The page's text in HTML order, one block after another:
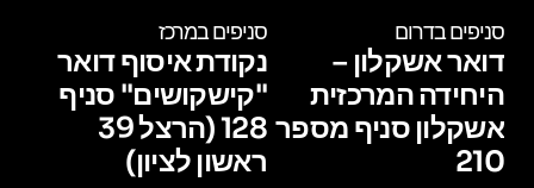
סניפים בדרום
דואר אשקלון –
היחידה המרכזית
אשקלון סניף מספר
210
סניפים במרכז
נקודת איסוף דואר
"קישקושים" סניף
128 (הרצל 39
ראשון לציון)